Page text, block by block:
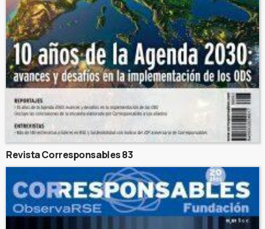
Revista Corresponsables 83